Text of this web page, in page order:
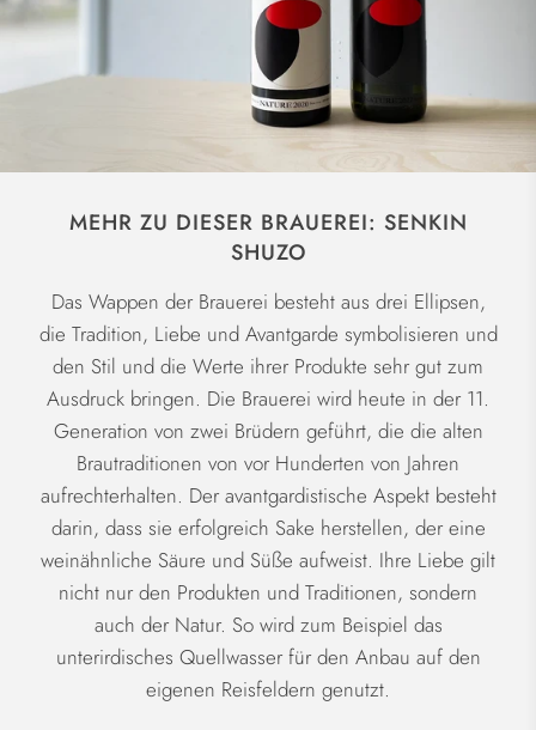
MEHR ZU DIESER BRAUEREI: SENKIN
SHUZO
Das Wappen der Brauerei besteht aus drei Ellipsen,
die Tradition, Liebe und Avantgarde symbolisieren und
den Stil und die Werte ihrer Produkte sehr gut zum
Ausdruck bringen. Die Brauerei wird heute in der 11.
Generation von zwei Brüdern geführt, die die alten
Brautraditionen von vor Hunderten von Jahren
aufrechterhalten. Der avantgardistische Aspekt besteht
darin, dass sie erfolgreich Sake herstellen, der eine
weinähnliche Säure und Süße aufweist. Ihre Liebe gilt
nicht nur den Produkten und Traditionen, sondern
auch der Natur. So wird zum Beispiel das
unterirdisches Quellwasser für den Anbau auf den
eigenen Reisfeldern genutzt.